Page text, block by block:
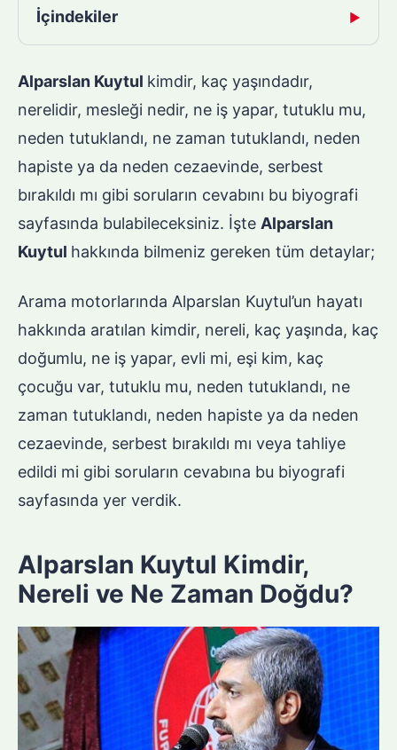
İçindekiler ▶
Alparslan Kuytul kimdir, kaç yaşındadır,
nerelidir, mesleği nedir, ne iş yapar, tutuklu mu,
neden tutuklandı, ne zaman tutuklandı, neden
hapiste ya da neden cezaevinde, serbest
bırakıldı mı gibi soruların cevabını bu biyografi
sayfasında bulabileceksiniz. İşte Alparslan
Kuytul hakkında bilmeniz gereken tüm detaylar;
Arama motorlarında Alparslan Kuytul’un hayatı
hakkında aratılan kimdir, nereli, kaç yaşında, kaç
doğumlu, ne iş yapar, evli mi, eşi kim, kaç
çocuğu var, tutuklu mu, neden tutuklandı, ne
zaman tutuklandı, neden hapiste ya da neden
cezaevinde, serbest bırakıldı mı veya tahliye
edildi mi gibi soruların cevabına bu biyografi
sayfasında yer verdik.
Alparslan Kuytul Kimdir,
Nereli ve Ne Zaman Doğdu?